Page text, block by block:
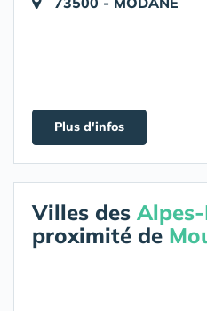
Plus d'infos
Villes des
proximité de